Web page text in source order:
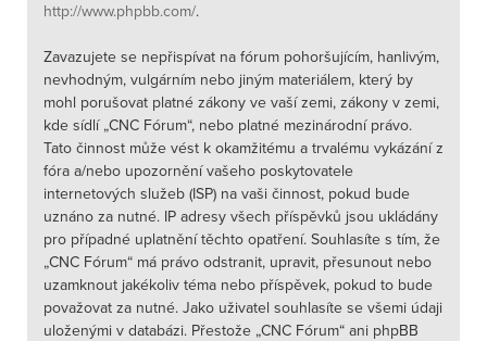
http://www.phpbb.com/.
Zavazujete se nepřispívat na fórum pohoršujícím, hanlivým,
nevhodným, vulgárním nebo jiným materiálem, který by
mohl porušovat platné zákony ve vaší zemi, zákony v zemi,
kde sídlí „CNC Fórum“, nebo platné mezinárodní právo.
Tato činnost může vést k okamžitému a trvalému vykázání z
fóra a/nebo upozornění vašeho poskytovatele
internetových služeb (ISP) na vaši činnost, pokud bude
uznáno za nutné. IP adresy všech příspěvků jsou ukládány
pro případné uplatnění těchto opatření. Souhlasíte s tím, že
„CNC Fórum“ má právo odstranit, upravit, přesunout nebo
uzamknout jakékoliv téma nebo příspěvek, pokud to bude
považovat za nutné. Jako uživatel souhlasíte se všemi údaji
uloženými v databázi. Přestože „CNC Fórum“ ani phpBB